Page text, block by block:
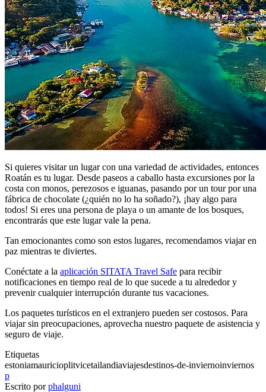
Si quieres visitar un lugar con una variedad de actividades, entonces
Roatán es tu lugar. Desde paseos a caballo hasta excursiones por la
costa con monos, perezosos e iguanas, pasando por un tour por una
fábrica de chocolate (¿quién no lo ha soñado?), ¡hay algo para
todos! Si eres una persona de playa o un amante de los bosques,
encontrarás que este lugar vale la pena.
Tan emocionantes como son estos lugares, recomendamos viajar en
paz mientras te diviertes.
Conéctate a la aplicación SITATA Travel Safe para recibir
notificaciones en tiempo real de lo que sucede a tu alrededor y
prevenir cualquier interrupción durante tus vacaciones.
Los paquetes turísticos en el extranjero pueden ser costosos. Para
viajar sin preocupaciones, aprovecha nuestro paquete de asistencia y
seguro de viaje.
Etiquetas
estoniamauricioplitvicetailandiaviajesdestinos-de-inviernoinviernos
p
Escrito por phalguni